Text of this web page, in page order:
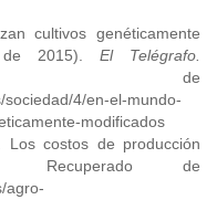
cultivos genéticamente
de 2015). El Telégrafo.
de
4/en-el-mundo-
modificados
costos de producción
Recuperado de
agro-